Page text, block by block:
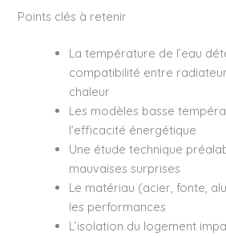
Points clés à retenir
La température de l’eau
compatibilité entre
chaleur
Les modèles basse
l’efficacité énergétique
Une étude technique
mauvaises surprises
Le matériau (acier, fonte,
les performances
L’isolation du logement